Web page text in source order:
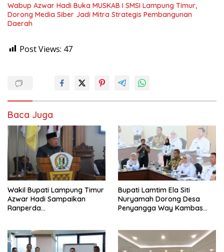
Wabup Azwar Hadi Buka MUSKAB I SMSI Lampung Timur,
Dorong Media Siber Jadi Mitra Strategis Pembangunan
Daerah
Post Views: 47
Baca Juga
Wakil Bupati Lampung Timur
Azwar Hadi Sampaikan
Ranperda
WTP Delapan Kali Berturut-
turut
Bupati Lamtim Ela Siti
Nuryamah Dorong Desa
Penyangga Way Kambas